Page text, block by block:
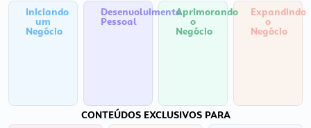
Iniciando
um
Negócio
Desenvolvimento
Pessoal
Aprimorando
o
Negócio
Expandindo
o
Negócio
CONTEÚDOS EXCLUSIVOS PARA